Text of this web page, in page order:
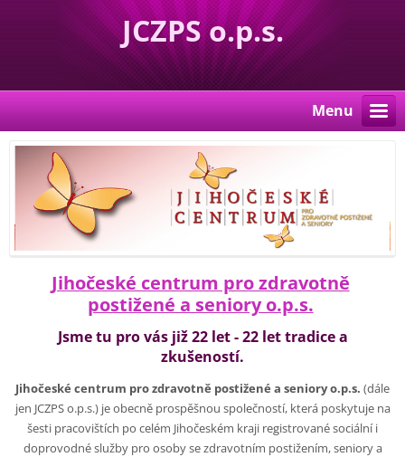
JCZPS o.p.s.
Menu
Jihočeské centrum pro zdravotně
postižené a seniory o.p.s.
Jsme tu pro vás již 22 let - 22 let tradice a
zkušeností.
Jihočeské centrum pro zdravotně postižené a seniory o.p.s. (dále
jen JCZPS o.p.s.) je obecně prospěšnou společností, která poskytuje na
šesti pracovištích po celém Jihočeském kraji registrované sociální i
doprovodné služby pro osoby se zdravotním postižením, seniory a